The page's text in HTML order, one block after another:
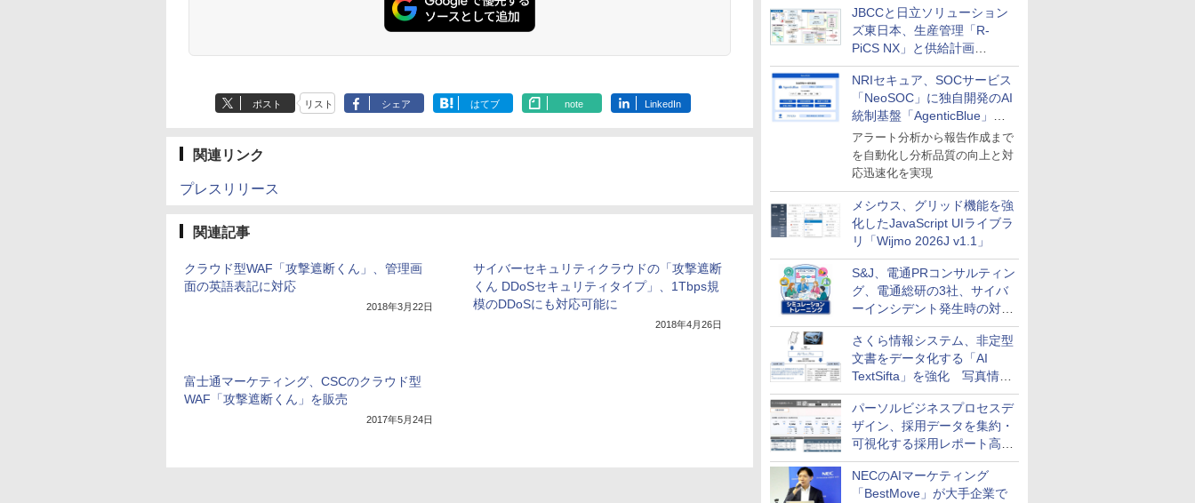
JBCCと日立ソリューション
ズ東日本、生産管理「R-
PiCS NX」と供給計画
「scSQUARE ISP」の連携サ
ービスを提供開始
NRIセキュア、SOCサービス
「NeoSOC」に独自開発のAI
統制基盤「AgenticBlue」を
導入
アラート分析から報告作成まで
を自動化し分析品質の向上と対
応迅速化を実現
メシウス、グリッド機能を強
化したJavaScript UIライブラ
リ「Wijmo 2026J v1.1」
S&J、電通PRコンサルティン
グ、電通総研の3社、サイバ
ーインシデント発生時の対応
と危機管理広報を一体的に訓
練するプログラムを提供
さくら情報システム、非定型
文書をデータ化する「AI
TextSifta」を強化 写真情報
のデータ化などに対応
パーソルビジネスプロセスデ
ザイン、採用データを集約・
可視化する採用レポート高速
化サービスを提供
NECのAIマーケティング
「BestMove」が大手企業で
ポスト リスト シェア はてブ note LinkedIn
関連リンク
プレスリリース
関連記事
クラウド型WAF「攻撃遮断くん」、管理画
面の英語表記に対応
2018年3月22日
サイバーセキュリティクラウドの「攻撃遮断
くん DDoSセキュリティタイプ」、1Tbps規
模のDDoSにも対応可能に
2018年4月26日
富士通マーケティング、CSCのクラウド型
WAF「攻撃遮断くん」を販売
2017年5月24日